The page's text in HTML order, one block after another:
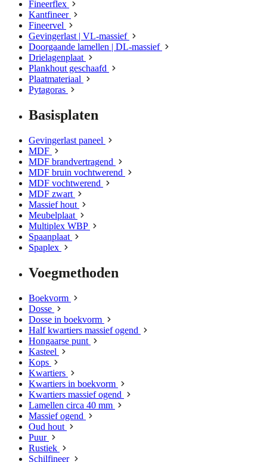
Fineerflex
Kantfineer
Fineervel
Gevingerlast | VL-massief
Doorgaande lamellen | DL-massief
Drielagenplaat
Plankhout geschaafd
Plaatmateriaal
Pytagoras
Basisplaten
Gevingerlast paneel
MDF
MDF brandvertragend
MDF bruin vochtwerend
MDF vochtwerend
MDF zwart
Massief hout
Meubelplaat
Multiplex WBP
Spaanplaat
Spaplex
Voegmethoden
Boekvorm
Dosse
Dosse in boekvorm
Half kwartiers massief ogend
Hongaarse punt
Kasteel
Kops
Kwartiers
Kwartiers in boekvorm
Kwartiers massief ogend
Lamellen circa 40 mm
Massief ogend
Oud hout
Puur
Rustiek
Schilfineer